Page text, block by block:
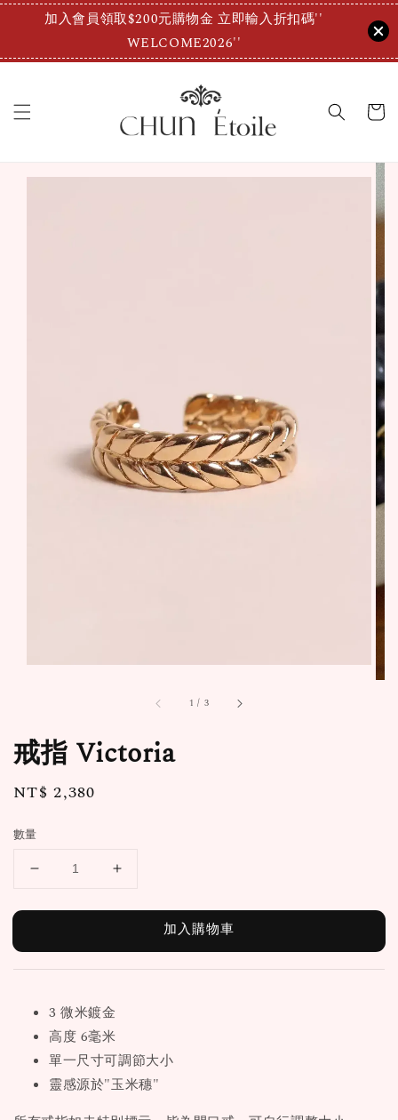
加入會員領取$200元購物金 立即輸入折扣碼''
WELCOME2026''
1 / 3
戒指 Victoria
Regular
NT$ 2,380
數量
加入購物車
3 微米鍍金
高度 6毫米
單一尺寸可調節大小
靈感源於"玉米穗"